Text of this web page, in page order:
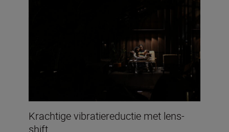
Krachtige vibratiereductie met lens-
shift